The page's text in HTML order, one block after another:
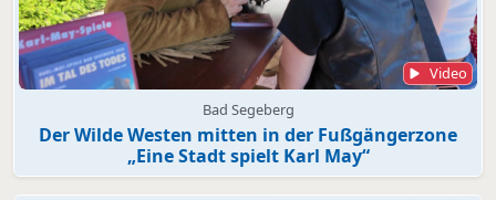
Video
Bad Segeberg
Der Wilde Westen mitten in der Fußgängerzone
„Eine Stadt spielt Karl May“